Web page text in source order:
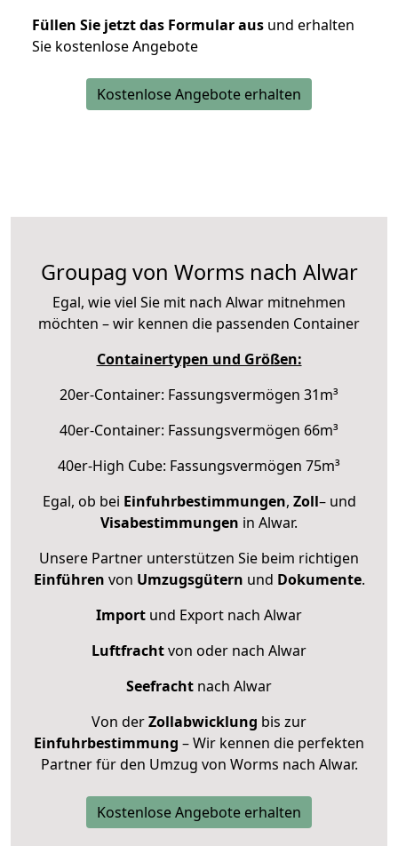
Füllen Sie jetzt das Formular aus und erhalten
Sie kostenlose Angebote
Kostenlose Angebote erhalten
Groupag von Worms nach Alwar
Egal, wie viel Sie mit nach Alwar mitnehmen
möchten – wir kennen die passenden Container
Containertypen und Größen:
20er-Container: Fassungsvermögen 31m³
40er-Container: Fassungsvermögen 66m³
40er-High Cube: Fassungsvermögen 75m³
Egal, ob bei Einfuhrbestimmungen, Zoll– und
Visabestimmungen in Alwar.
Unsere Partner unterstützen Sie beim richtigen
Einführen von Umzugsgütern und Dokumente.
Import und Export nach Alwar
Luftfrachtvon oder nach Alwar
Seefracht nach Alwar
Von derZollabwicklung bis zur
Einfuhrbestimmung – Wir kennen die perfekten
Partner für den Umzug von Worms nach Alwar.
Kostenlose Angebote erhalten